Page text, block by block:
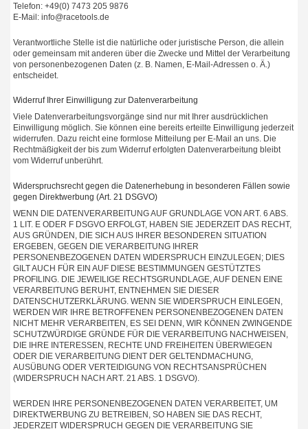
Telefon: +49(0) 7473 205 9876
E-Mail: info@racetools.de
Verantwortliche Stelle ist die natürliche oder juristische Person, die allein
oder gemeinsam mit anderen über die Zwecke und Mittel der Verarbeitung
von personenbezogenen Daten (z. B. Namen, E-Mail-Adressen o. Ä.)
entscheidet.
Widerruf Ihrer Einwilligung zur Datenverarbeitung
Viele Datenverarbeitungsvorgänge sind nur mit Ihrer ausdrücklichen
Einwilligung möglich. Sie können eine bereits erteilte Einwilligung jederzeit
widerrufen. Dazu reicht eine formlose Mitteilung per E-Mail an uns. Die
Rechtmäßigkeit der bis zum Widerruf erfolgten Datenverarbeitung bleibt
vom Widerruf unberührt.
Widerspruchsrecht gegen die Datenerhebung in besonderen Fällen sowie
gegen Direktwerbung (Art. 21 DSGVO)
WENN DIE DATENVERARBEITUNG AUF GRUNDLAGE VON ART. 6 ABS.
1 LIT. E ODER F DSGVO ERFOLGT, HABEN SIE JEDERZEIT DAS RECHT,
AUS GRÜNDEN, DIE SICH AUS IHRER BESONDEREN SITUATION
ERGEBEN, GEGEN DIE VERARBEITUNG IHRER
PERSONENBEZOGENEN DATEN WIDERSPRUCH EINZULEGEN; DIES
GILT AUCH FÜR EIN AUF DIESE BESTIMMUNGEN GESTÜTZTES
PROFILING. DIE JEWEILIGE RECHTSGRUNDLAGE, AUF DENEN EINE
VERARBEITUNG BERUHT, ENTNEHMEN SIE DIESER
DATENSCHUTZERKLÄRUNG. WENN SIE WIDERSPRUCH EINLEGEN,
WERDEN WIR IHRE BETROFFENEN PERSONENBEZOGENEN DATEN
NICHT MEHR VERARBEITEN, ES SEI DENN, WIR KÖNNEN ZWINGENDE
SCHUTZWÜRDIGE GRÜNDE FÜR DIE VERARBEITUNG NACHWEISEN,
DIE IHRE INTERESSEN, RECHTE UND FREIHEITEN ÜBERWIEGEN
ODER DIE VERARBEITUNG DIENT DER GELTENDMACHUNG,
AUSÜBUNG ODER VERTEIDIGUNG VON RECHTSANSPRÜCHEN
(WIDERSPRUCH NACH ART. 21 ABS. 1 DSGVO).
WERDEN IHRE PERSONENBEZOGENEN DATEN VERARBEITET, UM
DIREKTWERBUNG ZU BETREIBEN, SO HABEN SIE DAS RECHT,
JEDERZEIT WIDERSPRUCH GEGEN DIE VERARBEITUNG SIE